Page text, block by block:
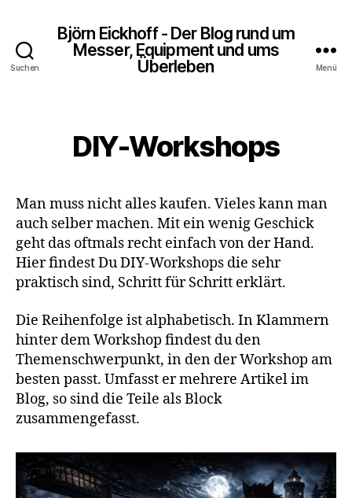
Suchen
Björn Eickhoff - Der Blog rund um
Messer, Equipment und ums
Überleben
Menü
DIY-Workshops
Man muss nicht alles kaufen. Vieles kann man
auch selber machen. Mit ein wenig Geschick
geht das oftmals recht einfach von der Hand.
Hier findest Du DIY-Workshops die sehr
praktisch sind, Schritt für Schritt erklärt.
Die Reihenfolge ist alphabetisch. In Klammern
hinter dem Workshop findest du den
Themenschwerpunkt, in den der Workshop am
besten passt. Umfasst er mehrere Artikel im
Blog, so sind die Teile als Block
zusammengefasst.